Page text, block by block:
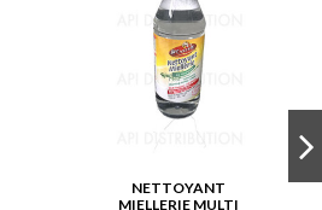
NETTOYANT
MIELLERIE MULTI